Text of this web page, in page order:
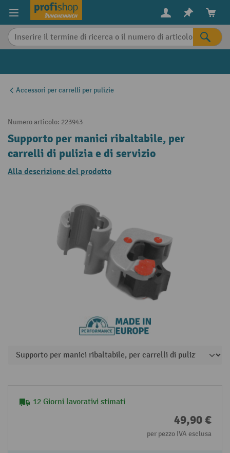
content
Accessori per carrelli per pulizie
Numero articolo: 223943
Supporto per manici ribaltabile, per
carrelli di pulizia e di servizio
Alla descrizione del prodotto
12 Giorni lavorativi stimati
49,90 €
per pezzo IVA esclusa